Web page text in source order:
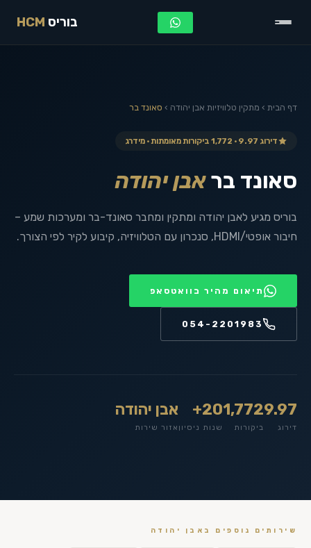
בוריס HCM
דף הבית › מתקין טלוויזיות אבן יהודה › סאונד בר
דירוג 9.97 · 1,772 ביקורות מאומתות · מידרג
סאונד בר אבן יהודה
בוריס מגיע לאבן יהודה ומתקין ומחבר סאונד-בר ומערכות שמע –
חיבור אופטי/HDMI, סנכרון עם הטלוויזיה, קיבוע לקיר לפי הצורך.
תיאום מהיר בוואטסאפ
054-2201983
9.97
דירוג
1,772
ביקורות
20+
שנות ניסיון
אבן יהודה
אזור שירות
שירותים נוספים ב אבן יהודה